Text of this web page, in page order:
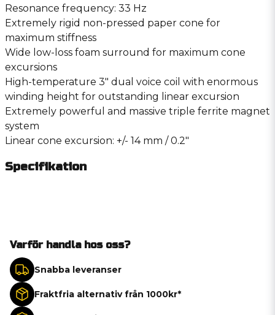
Resonance frequency: 33 Hz
Extremely rigid non-pressed paper cone for
maximum stiffness
Wide low-loss foam surround for maximum cone
excursions
High-temperature 3″ dual voice coil with enormous
winding height for outstanding linear excursion
Extremely powerful and massive triple ferrite magnet
system
Linear cone excursion: +/- 14 mm / 0.2″
Specifikation
Varför handla hos oss?
Snabba leveranser
Fraktfria alternativ från 1000kr*